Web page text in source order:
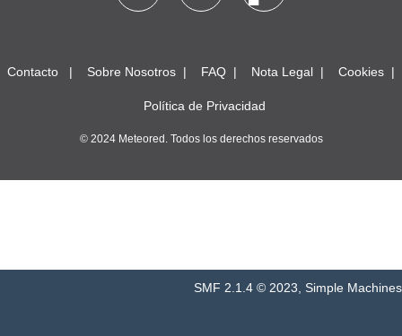
Contacto Sobre Nosotros FAQ Nota Legal Cookies
Política de Privacidad
© 2024 Meteored. Todos los derechos reservados
SMF 2.1.4 © 2023 Simple Machines